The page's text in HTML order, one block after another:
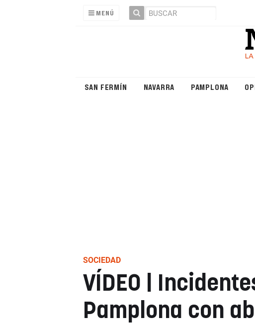
MENÚ
SAN FERMÍN NAVARRA PAMPLONA
SOCIEDAD
VÍDEO |
Pamplona con